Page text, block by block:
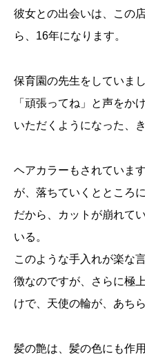
彼女との出会いは、この
ら、16年になります。
保育園の先生をしていま
「頑張ってね」と声をか
いただくようになった、
ヘアカラーもされていま
が、落ちていくとところ
だから、カットが崩れて
いる。
このような手入れが楽な
徴なのですが、さらに極
けで、天使の輪が、あち
髪の艶は、髪の色にも作